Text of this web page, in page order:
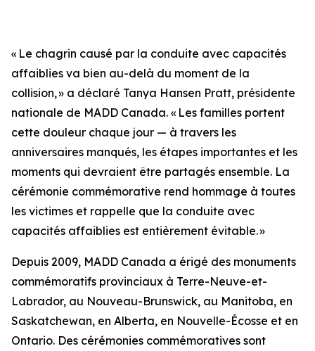
« Le chagrin causé par la conduite avec capacités
affaiblies va bien au-delà du moment de la
collision, » a déclaré Tanya Hansen Pratt, présidente
nationale de MADD Canada. « Les familles portent
cette douleur chaque jour — à travers les
anniversaires manqués, les étapes importantes et les
moments qui devraient être partagés ensemble. La
cérémonie commémorative rend hommage à toutes
les victimes et rappelle que la conduite avec
capacités affaiblies est entièrement évitable. »
Depuis 2009, MADD Canada a érigé des monuments
commémoratifs provinciaux à Terre-Neuve-et-
Labrador, au Nouveau-Brunswick, au Manitoba, en
Saskatchewan, en Alberta, en Nouvelle-Écosse et en
Ontario. Des cérémonies commémoratives sont